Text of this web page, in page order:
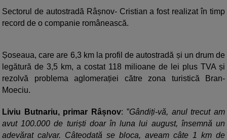
Sectorul de autostradă Râșnov- Cristian a fost realizat în timp
record de o companie românească.
Șoseaua, care are 6,3 km la profil de autostradă și un drum de
legătură de 3,5 km, a costat 118 milioane de lei plus TVA și
rezolvă problema aglomerației către zona turistică Bran-
Moeciu.
Liviu Butnariu, primar Râșnov: ”Gândiți-vă, anul trecut am
avut 100.000 de turiști doar în luna lui august, însemnă un
adevărat calvar. Câteodată se bloca, aveam câte 1 km de